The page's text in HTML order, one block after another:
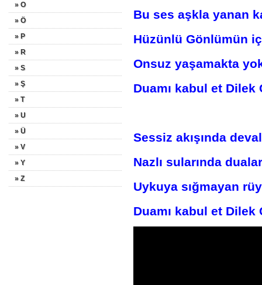
» O
» Ö
» P
» R
» S
» Ş
» T
» U
» Ü
» V
» Y
» Z
Bu ses aşkla yanan
Hüzünlü Gönlümün
Onsuz yaşamakta
Duamı kabul et Dilek
Sessiz akışında
Nazlı sularında
Uykuya sığmayan
Duamı kabul et Dilek